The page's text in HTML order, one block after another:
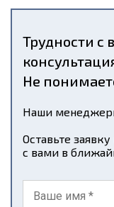
Трудности с
Не
Наши
Оставьте
с вами в